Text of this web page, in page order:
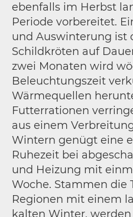
ebenfalls im Herbst
Periode vorbereitet.
und Auswinterung ist
Schildkröten auf
zwei Monaten wird
Beleuchtungszeit
Wärmequellen
Futterrationen
aus einem
Wintern genügt eine
Ruhezeit bei
und Heizung mit
Woche. Stammen die
Regionen mit einem
kalten Winter,